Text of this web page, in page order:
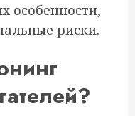
особенности,
риски.